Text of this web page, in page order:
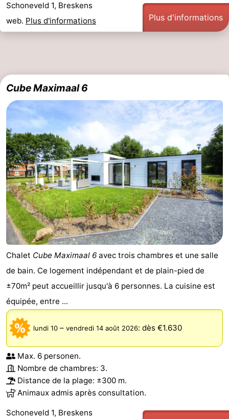
Schoneveld 1, Breskens
web. Plus d'informations Plus d'informations
Cube Maximaal 6
Chalet Cube Maximaal 6 avec trois chambres et une salle
de bain. Ce logement indépendant et de plain-pied de
±70m² peut accueillir jusqu'à 6 personnes. La cuisine est
équipée, entre ...
lundi 10 – vendredi 14 août 2026: dès €1.630
Max. 6 personen.
Nombre de chambres: 3.
Distance de la plage: ±300 m.
Animaux admis après consultation.
Schoneveld 1, Breskens